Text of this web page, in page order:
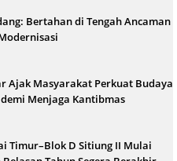
Bertahan di Tengah Ancaman
Ajak Masyarakat Perkuat Budaya
Menjaga Kantibmas
Timur–Blok D Sitiung II Mulai